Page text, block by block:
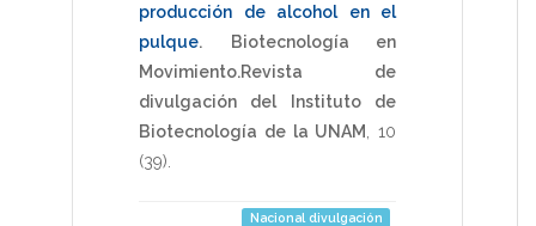
producción de alcohol en el
pulque.
Biotecnología en
Movimiento.Revista de
divulgación del Instituto de
Biotecnología de la UNAM
10
(39).
Nacional divulgación